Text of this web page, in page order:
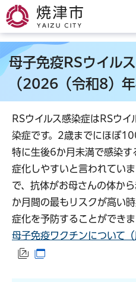
焼津市
母子免疫RSウイル
（2026（令和8）
RSウイルス感染症はRSウ
染症です。2歳までにほぼ
特に生後6か月未満で感染す
症化しやすいと言われてい
で、抗体がお母さんの体か
か月間の最もリスクが高い
症化を予防することができま
母子免疫ワクチンについて
（外部サイトへリンク）